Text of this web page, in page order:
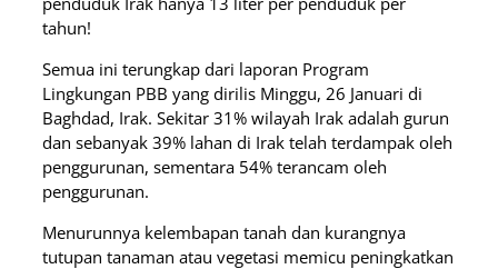
tahun!
Semua ini terungkap dari laporan Program
Lingkungan PBB yang dirilis Minggu, 26 Januari di
Baghdad, Irak. Sekitar 31% wilayah Irak adalah gurun
dan sebanyak 39% lahan di Irak telah terdampak oleh
penggurunan, sementara 54% terancam oleh
penggurunan.
Menurunnya kelembapan tanah dan kurangnya
tutupan tanaman atau vegetasi memicu peningkatkan